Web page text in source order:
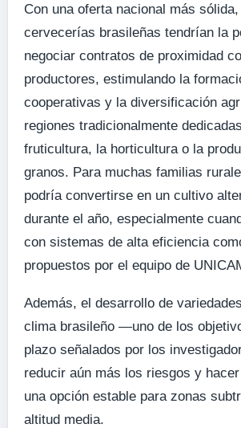
Con una oferta nacional más
cervecerías brasileñas tendrían la
negociar contratos de proximidad
productores, estimulando la
cooperativas y la diversificación
regiones tradicionalmente
fruticultura, la horticultura o la
granos. Para muchas familias
podría convertirse en un cultivo
durante el año, especialmente
con sistemas de alta eficiencia
propuestos por el equipo de
Además, el desarrollo de
clima brasileño —uno de los
plazo señalados por los
reducir aún más los riesgos y
una opción estable para zonas
altitud media.